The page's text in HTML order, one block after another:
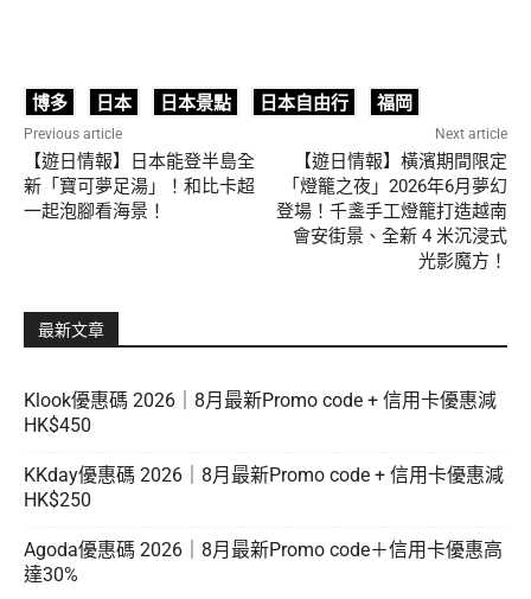
博多 日本 日本景點 日本自由行 福岡
Previous article
【遊日情報】日本能登半島全
新「寶可夢足湯」！和比卡超
一起泡腳看海景！
Next article
【遊日情報】橫濱期間限定
「燈籠之夜」2026年6月夢幻
登場！千盞手工燈籠打造越南
會安街景、全新 4 米沉浸式
光影魔方！
最新文章
Klook優惠碼 2026｜8月最新Promo code + 信用卡優惠減
HK$450
KKday優惠碼 2026｜8月最新Promo code + 信用卡優惠減
HK$250
Agoda優惠碼 2026｜8月最新Promo code＋信用卡優惠高
達30%